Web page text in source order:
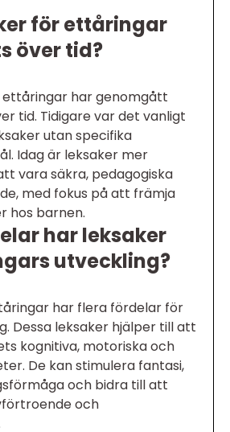
för ettåringar
över tid?
ettåringar har genomgått
tid. Tidigare var det vanligt
utan specifika
Idag är leksaker mer
vara säkra, pedagogiska
med fokus på att främja
hos barnen.
har leksaker
utveckling?
har flera fördelar för
Dessa leksaker hjälper till att
kognitiva, motoriska och
De kan stimulera fantasi,
och bidra till att
och